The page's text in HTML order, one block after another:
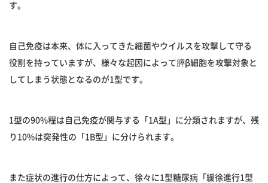
す。
自己免疫は本来、体に入ってきた細菌やウイルスを攻撃して守る
役割を持っていますが、様々な起因によって膵β細胞を攻撃対象と
してしまう状態となるのが1型です。
1型の90%程は自己免疫が関与する「1A型」に分類されますが、残
り10%は突発性の「1B型」に分けられます。
また症状の進行の仕方によって、徐々に1型糖尿病「緩徐進行1型